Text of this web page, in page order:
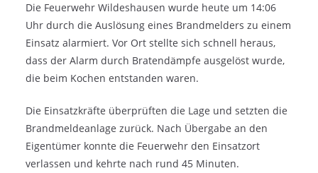
Die Feuerwehr Wildeshausen wurde heute um 14:06
Uhr durch die Auslösung eines Brandmelders zu einem
Einsatz alarmiert. Vor Ort stellte sich schnell heraus,
dass der Alarm durch Bratendämpfe ausgelöst wurde,
die beim Kochen entstanden waren.
Die Einsatzkräfte überprüften die Lage und setzten die
Brandmeldeanlage zurück. Nach Übergabe an den
Eigentümer konnte die Feuerwehr den Einsatzort
verlassen und kehrte nach rund 45 Minuten.